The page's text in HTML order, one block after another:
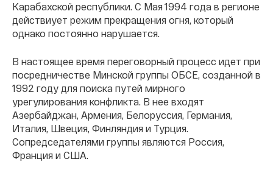
Карабахской республики. С Мая 1994 года в регионе
действиует режим прекращения огня, который
однако постоянно нарушается.
В настоящее время переговорный процесс идет при
посредничестве Минской группы ОБСЕ, созданной в
1992 году для поиска путей мирного
урегулирования конфликта. В нее входят
Азербайджан, Армения, Белоруссия, Германия,
Италия, Швеция, Финляндия и Турция.
Сопредседателями группы являются Россия,
Франция и США.